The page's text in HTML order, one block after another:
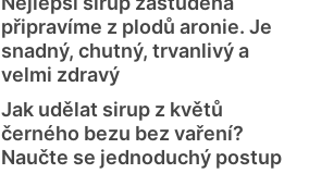
připravíme z plodů aronie. Je
snadný, chutný, trvanlivý a
velmi zdravý
Jak udělat sirup z květů
černého bezu bez vaření?
Naučte se jednoduchý postup